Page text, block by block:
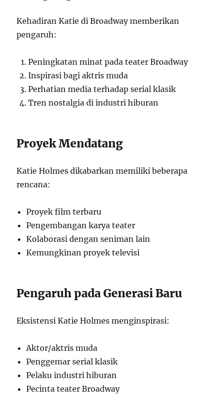
Kehadiran Katie di Broadway memberikan
pengaruh:
Peningkatan minat pada teater Broadway
Inspirasi bagi aktris muda
Perhatian media terhadap serial klasik
Tren nostalgia di industri hiburan
Proyek Mendatang
Katie Holmes dikabarkan memiliki beberapa
rencana:
Proyek film terbaru
Pengembangan karya teater
Kolaborasi dengan seniman lain
Kemungkinan proyek televisi
Pengaruh pada Generasi Baru
Eksistensi Katie Holmes menginspirasi:
Aktor/aktris muda
Penggemar serial klasik
Pelaku industri hiburan
Pecinta teater Broadway